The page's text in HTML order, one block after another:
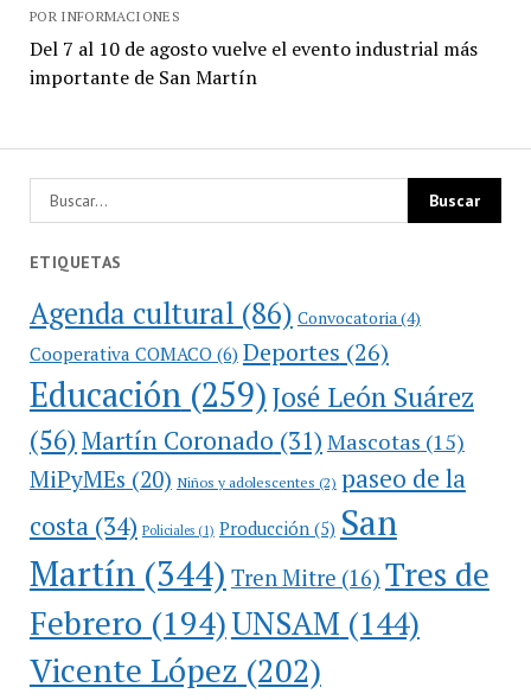
POR INFORMACIONES
Del 7 al 10 de agosto vuelve el evento industrial más
importante de San Martín
ETIQUETAS
Agenda cultural (86) Convocatoria (4)
Cooperativa COMACO(6) Deportes (26)
Educación(259)José León Suárez
(56)Martín Coronado (31) Mascotas (15)
MiPyMEs (20) Niños y adolescentes (2) paseo de la
costa(34) Policiales(1) Producción(5) San
Martín(344) Tren Mitre (16) Tres de
Febrero (194)UNSAM (144)
Vicente López (202)